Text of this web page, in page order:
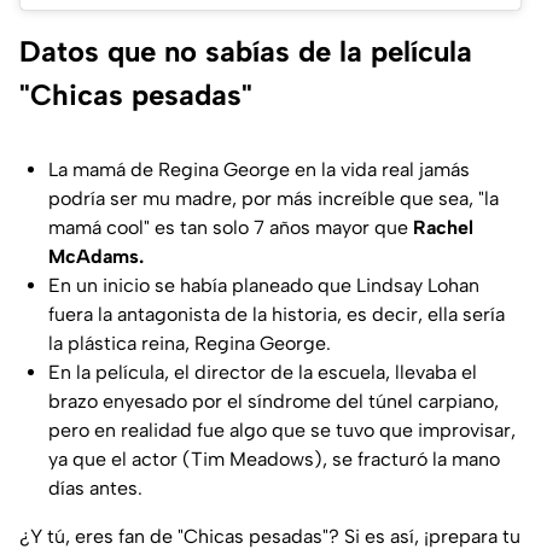
Datos que no sabías de la película
"Chicas pesadas"
La mamá de Regina George en la vida real jamás
podría ser mu madre, por más increíble que sea, "la
mamá cool" es tan solo 7 años mayor que Rachel
McAdams.
En un inicio se había planeado que Lindsay Lohan
fuera la antagonista de la historia, es decir, ella sería
la plástica reina, Regina George.
En la película, el director de la escuela, llevaba el
brazo enyesado por el síndrome del túnel carpiano,
pero en realidad fue algo que se tuvo que improvisar,
ya que el actor (Tim Meadows), se fracturó la mano
días antes.
¿Y tú, eres fan de "Chicas pesadas"? Si es así, ¡prepara tu